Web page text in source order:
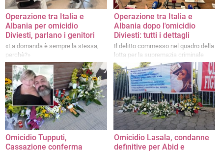
Operazione tra Italia e
Albania per omicidio
Diviesti, parlano i genitori
«La domanda è sempre la stessa,
perchè?»
Operazione tra Italia e
Albania dopo l'omicidio
Diviesti: tutti i dettagli
Il delitto commesso nel quadro della
lotta per la supremazia criminale
nella città di Barletta
Omicidio Tupputi,
Cassazione conferma
Omicidio Lasala, condanne
definitive per Abid e